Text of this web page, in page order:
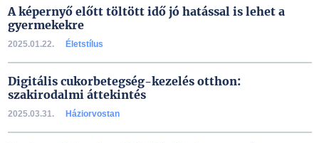
A képernyő előtt töltött idő jó hatással is lehet a
gyermekekre
2025.01.22. Életstílus
Digitális cukorbetegség-kezelés otthon:
szakirodalmi áttekintés
2025.03.31. Háziorvostan